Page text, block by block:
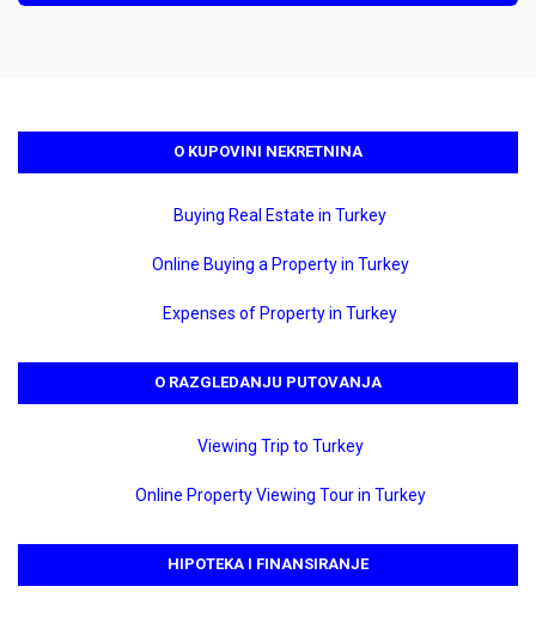
O KUPOVINI NEKRETNINA
Buying Real Estate in Turkey
Online Buying a Property in Turkey
Expenses of Property in Turkey
O RAZGLEDANJU PUTOVANJA
Viewing Trip to Turkey
Online Property Viewing Tour in Turkey
HIPOTEKA I FINANSIRANJE